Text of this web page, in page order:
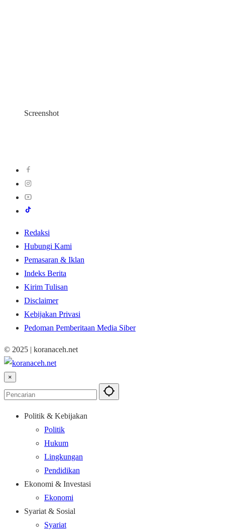
Screenshot
Redaksi
Hubungi Kami
Pemasaran & Iklan
Indeks Berita
Kirim Tulisan
Disclaimer
Kebijakan Privasi
Pedoman Pemberitaan Media Siber
© 2025 | koranaceh.net
×
Politik & Kebijakan
Politik
Hukum
Lingkungan
Pendidikan
Ekonomi & Investasi
Ekonomi
Syariat & Sosial
Syariat